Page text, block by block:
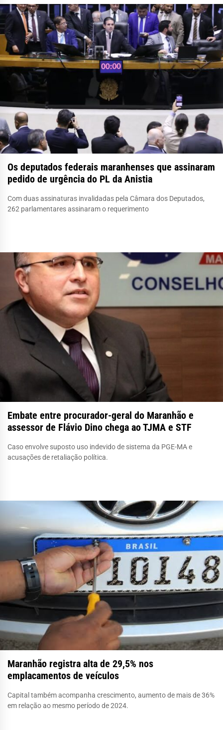
Os deputados federais maranhenses que assinaram
pedido de urgência do PL da Anistia
Com duas assinaturas invalidadas pela Câmara dos Deputados,
262 parlamentares assinaram o requerimento
Embate entre procurador-geral do Maranhão e
assessor de Flávio Dino chega ao TJMA e STF
Caso envolve suposto uso indevido de sistema da PGE-MA e
acusações de retaliação política.
Maranhão registra alta de 29,5% nos
emplacamentos de veículos
Capital também acompanha crescimento, aumento de mais de 36%
em relação ao mesmo período de 2024.